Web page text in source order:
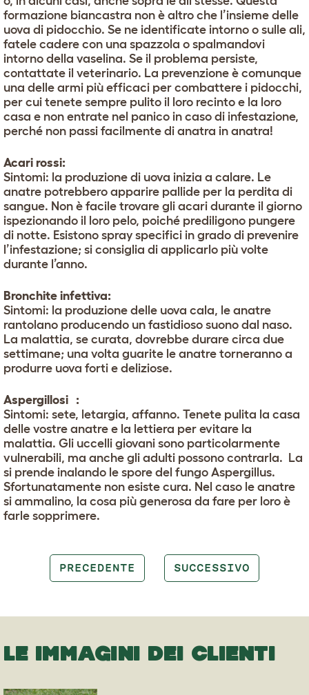
formazione biancastra non è altro che l’insieme delle
uova di pidocchio. Se ne identificate intorno o sulle ali,
fatele cadere con una spazzola o spalmandovi
intorno della vaselina. Se il problema persiste,
contattate il veterinario. La prevenzione è comunque
una delle armi più efficaci per combattere i pidocchi,
per cui tenete sempre pulito il loro recinto e la loro
casa e non entrate nel panico in caso di infestazione,
perché non passi facilmente di anatra in anatra!
Acari rossi:
Sintomi: la produzione di uova inizia a calare. Le
anatre potrebbero apparire pallide per la perdita di
sangue. Non è facile trovare gli acari durante il giorno
ispezionando il loro pelo, poiché prediligono pungere
di notte. Esistono spray specifici in grado di prevenire
l’infestazione; si consiglia di applicarlo più volte
durante l’anno.
Bronchite infettiva:
Sintomi: la produzione delle uova cala, le anatre
rantolano producendo un fastidioso suono dal naso.
La malattia, se curata, dovrebbe durare circa due
settimane; una volta guarite le anatre torneranno a
produrre uova forti e deliziose.
Aspergillosi :
Sintomi: sete, letargia, affanno. Tenete pulita la casa
delle vostre anatre e la lettiera per evitare la
malattia. Gli uccelli giovani sono particolarmente
vulnerabili, ma anche gli adulti possono contrarla. La
si prende inalando le spore del fungo Aspergillus.
Sfortunatamente non esiste cura. Nel caso le anatre
si ammalino, la cosa più generosa da fare per loro è
farle sopprimere.
PRECEDENTE SUCCESSIVO
LE IMMAGINI DEI CLIENTI